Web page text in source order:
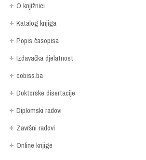
O knjižnici
Katalog knjiga
Popis časopisa
Izdavačka djelatnost
cobiss.ba
Doktorske disertacije
Diplomski radovi
Završni radovi
Online knjige